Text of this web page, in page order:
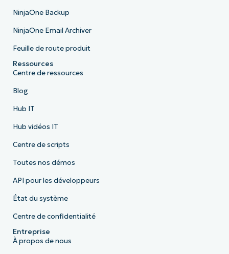
NinjaOne Backup
NinjaOne Email Archiver
Feuille de route produit
Ressources
Centre de ressources
Blog
Hub IT
Hub vidéos IT
Centre de scripts
Toutes nos démos
API pour les développeurs
État du système
Centre de confidentialité
Entreprise
À propos de nous